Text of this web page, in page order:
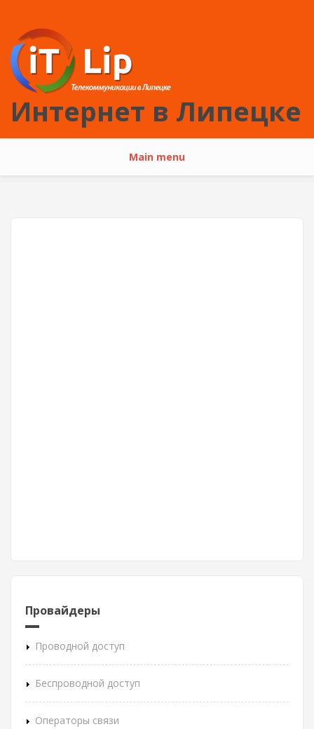
Интернет в Липецке
Main menu
Провайдеры
Проводной доступ
Беспроводной доступ
Операторы связи